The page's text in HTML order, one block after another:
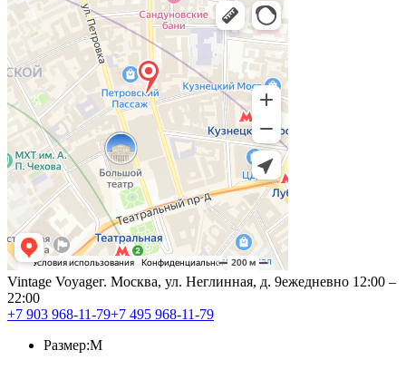
Vintage Voyageг. Москва, ул. Неглинная, д. 9ежедневно 12:00 –
22:00
+7 903 968-11-79+7 495 968-11-79
Размер:M